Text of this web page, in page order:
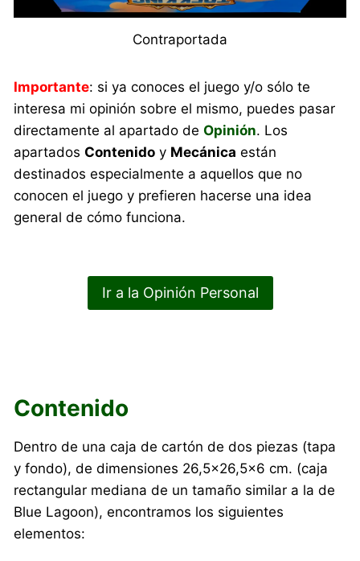
Contraportada
Importante: si ya conoces el juego y/o sólo te
interesa mi opinión sobre el mismo, puedes pasar
directamente al apartado deOpinión. Los
apartadosContenido y Mecánica están
destinados especialmente a aquellos que no
conocen el juego y prefieren hacerse una idea
general de cómo funciona.
Ir a la Opinión Personal
Contenido
Dentro de una caja de cartón de dos piezas (tapa
y fondo), de dimensiones 26,5×26,5×6 cm. (caja
rectangular mediana de un tamaño similar a la de
Blue Lagoon), encontramos los siguientes
elementos: